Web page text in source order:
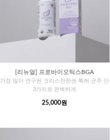
[리뉴얼] 프로바이오틱스BGA
가장 많이 연구된 크리스찬한센 특허 균주 단
3가지로 완벽하게
25,000원